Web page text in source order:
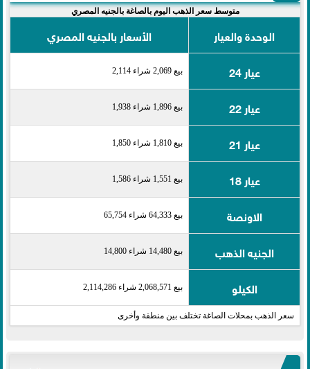
متوسط سعر الذهب اليوم بالصاغة بالجنيه المصري
الوحدة والعيار
الأسعار بالجنيه المصري
عيار 24
بيع 2,069 شراء 2,114
عيار 22 بيع 1,896 شراء 1,938
عيار 21 بيع 1,810 شراء 1,850
عيار 18 بيع 1,551 شراء 1,586
الاونصة بيع 64,333 شراء 65,754
الجنيه الذهب بيع 14,480 شراء 14,800
الكيلو بيع 2,068,571 شراء 2,114,286
سعر الذهب بمحلات الصاغة تختلف بين منطقة وأخرى